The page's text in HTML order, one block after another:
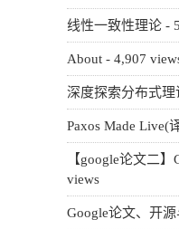
线性一致性理论 -
About - 4,907
深度探索分布式
Paxos Made Live(
【google论文二
views
Google论文、开